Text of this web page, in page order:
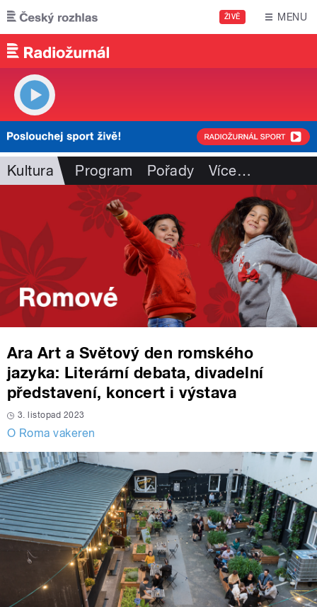
Přejít k hlavnímu obsahu
ŽIVĚ MENU
Kultura Program Pořady Více…
Ara Art a Světový den romského
jazyka: Literární debata, divadelní
představení, koncert i výstava
3. listopad 2023
O Roma vakeren